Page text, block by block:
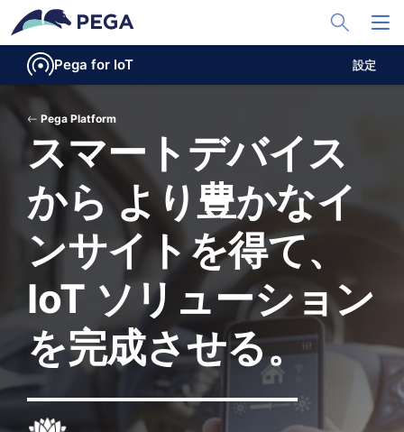
メインコンテンツに飛ぶ
Toggle
Pega for IoT 設定
Pega Platform
スマートデバイス
から より豊かなイ
ンサイトを得て、
IoT ソリューション
を完成させる。